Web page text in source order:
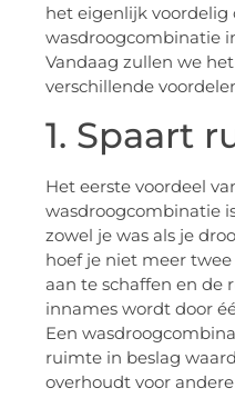
het eigenlijk voordelig
wasdroogcombinatie
Vandaag zullen we
verschillende
1. Spaart
Het eerste voordeel
wasdroogcombinatie
zowel je was als je
hoef je niet meer
aan te schaffen en de
innames wordt door
Een
ruimte in beslag
overhoudt voor